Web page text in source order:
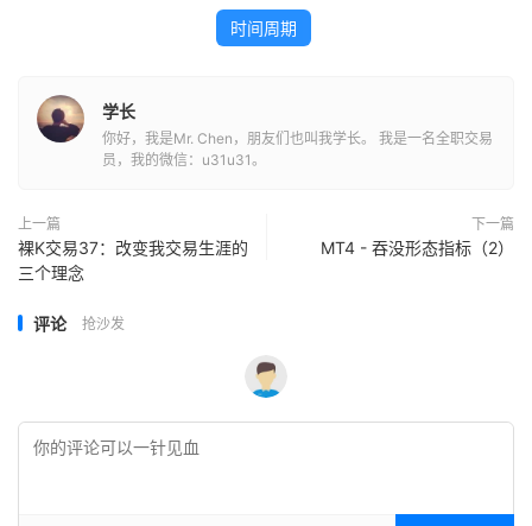
时间周期
学长
你好，我是Mr. Chen，朋友们也叫我学长。 我是一名全职交易
员，我的微信：u31u31。
上一篇
裸K交易37：改变我交易生涯的
三个理念
下一篇
MT4 - 吞没形态指标（2）
评论 抢沙发